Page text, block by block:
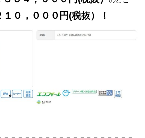
１０，０００ 円(税抜）！